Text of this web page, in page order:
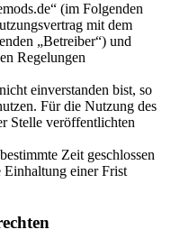
(im Folgenden
mit dem
„Betreiber“) und
Regelungen
einverstanden bist, so
Für die Nutzung des
Stelle veröffentlichten
Zeit geschlossen
Einhaltung einer Frist